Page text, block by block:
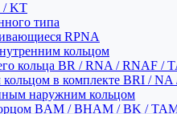
/ KT
типа
RPNA
кольцом
кольца BR / RNA / RNAF /
в комплекте BRI /
наружним кольцом
BAM / BHAM / BK /